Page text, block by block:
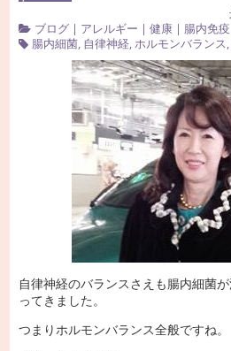
ブログ| アレルギー | 健康| 腸内免疫
腸内細菌, 自律神経,ホルモンバランス,
自律神経のバランスさえも腸内細菌
ってきました。
つまりホルモンバランス全般ですね。